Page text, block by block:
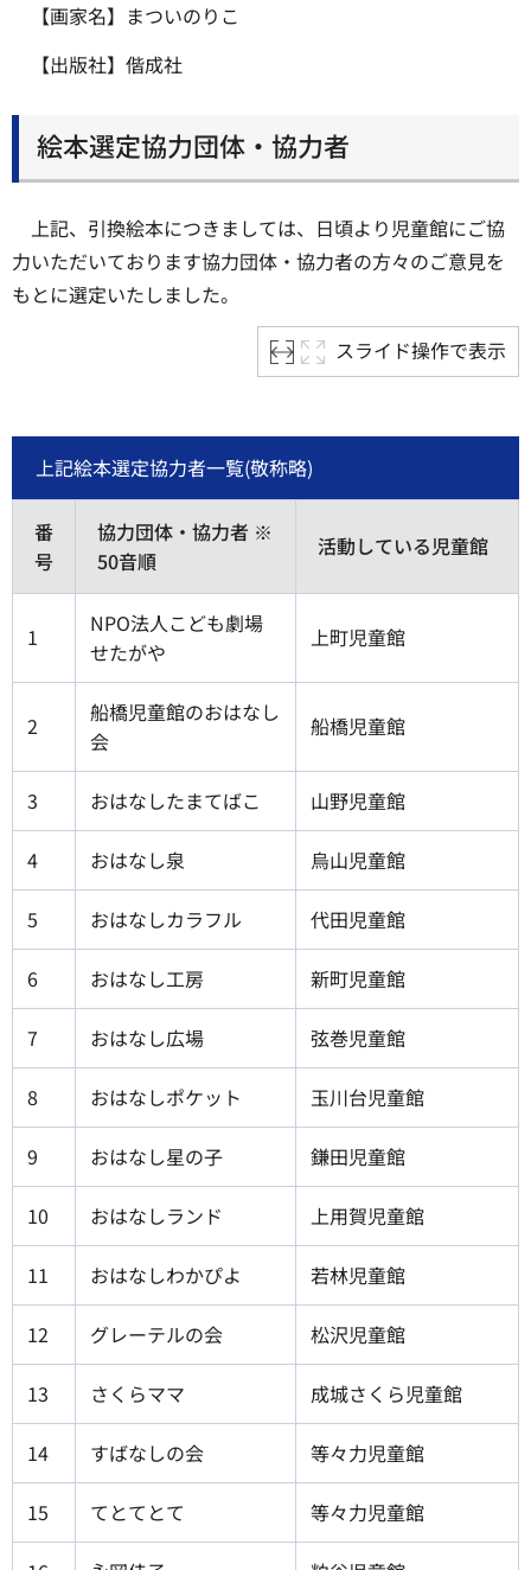
【画家名】まついのりこ
【出版社】偕成社
絵本選定協力団体・協力者
上記、引換絵本につきましては、日頃より児童館にご協
力いただいております協力団体・協力者の方々のご意見を
もとに選定いたしました。
スライド操作で表示
上記絵本選定協力者一覧(敬称略)
番
号
協力団体・協力者 ※
50音順
活動している児童館
1
NPO法人こども劇場
せたがや
上町児童館
2
船橋児童館のおはなし
会
船橋児童館
3 おはなしたまてばこ 山野児童館
4 おはなし泉 烏山児童館
5 おはなしカラフル 代田児童館
6 おはなし工房 新町児童館
7 おはなし広場 弦巻児童館
8 おはなしポケット 玉川台児童館
9 おはなし星の子 鎌田児童館
10 おはなしランド 上用賀児童館
11 おはなしわかぴよ 若林児童館
12 グレーテルの会 松沢児童館
13 さくらママ 成城さくら児童館
14 すばなしの会 等々力児童館
15 てとてとて 等々力児童館